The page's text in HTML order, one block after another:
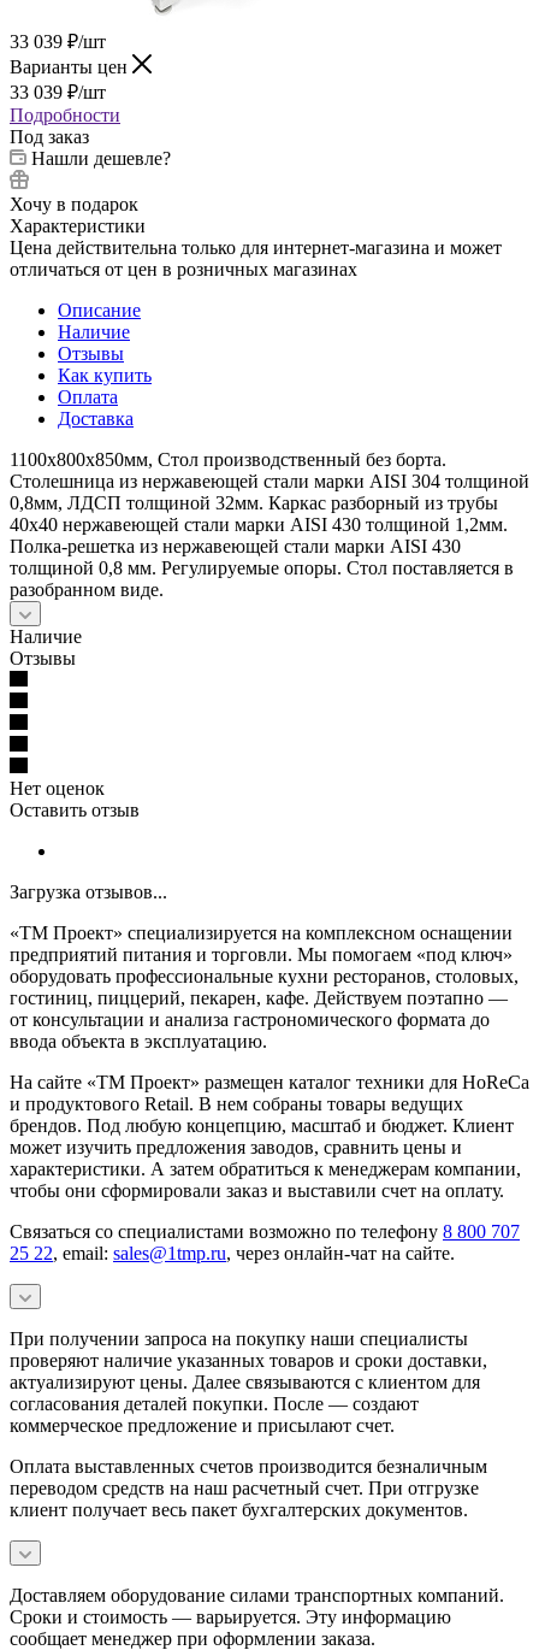
33 039 ₽/шт
Варианты цен
33 039 ₽/шт
Подробности
Под заказ
Нашли дешевле?
Хочу в подарок
Характеристики
Цена действительна только для интернет-магазина и может
отличаться от цен в розничных магазинах
Описание
Наличие
Отзывы
Как купить
Оплата
Доставка
1100х800х850мм, Стол производственный без борта.
Столешница из нержавеющей стали марки AISI 304 толщиной
0,8мм, ЛДСП толщиной 32мм. Каркас разборный из трубы
40х40 нержавеющей стали марки AISI 430 толщиной 1,2мм.
Полка-решетка из нержавеющей стали марки AISI 430
толщиной 0,8 мм. Регулируемые опоры. Стол поставляется в
разобранном виде.
Наличие
Отзывы
Нет оценок
Оставить отзыв
Загрузка отзывов...
«ТМ Проект» специализируется на комплексном оснащении
предприятий питания и торговли. Мы помогаем «под ключ»
оборудовать профессиональные кухни ресторанов, столовых,
гостиниц, пиццерий, пекарен, кафе. Действуем поэтапно —
от консультации и анализа гастрономического формата до
ввода объекта в эксплуатацию.
На сайте «ТМ Проект» размещен каталог техники для HoReCa
и продуктового Retail. В нем собраны товары ведущих
брендов. Под любую концепцию, масштаб и бюджет. Клиент
может изучить предложения заводов, сравнить цены и
характеристики. А затем обратиться к менеджерам компании,
чтобы они сформировали заказ и выставили счет на оплату.
Связаться со специалистами возможно по телефону 8 800 707
25 22, email: sales@1tmp.ru, через онлайн-чат на сайте.
При получении запроса на покупку наши специалисты
проверяют наличие указанных товаров и сроки доставки,
актуализируют цены. Далее связываются с клиентом для
согласования деталей покупки. После — создают
коммерческое предложение и присылают счет.
Оплата выставленных счетов производится безналичным
переводом средств на наш расчетный счет. При отгрузке
клиент получает весь пакет бухгалтерских документов.
Доставляем оборудование силами транспортных компаний.
Сроки и стоимость — варьируется. Эту информацию
сообщает менеджер при оформлении заказа.